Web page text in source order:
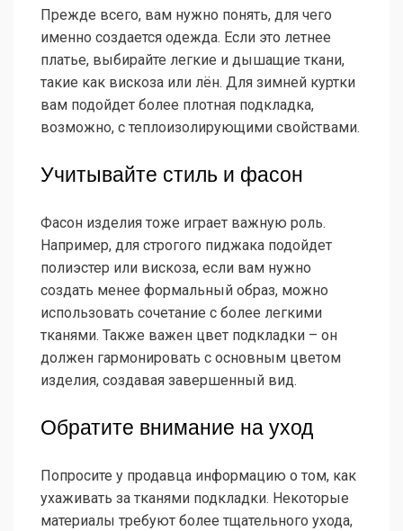
Прежде всего, вам нужно понять, для чего
именно создается одежда. Если это летнее
платье, выбирайте легкие и дышащие ткани,
такие как вискоза или лён. Для зимней куртки
вам подойдет более плотная подкладка,
возможно, с теплоизолирующими свойствами.
Учитывайте стиль и фасон
Фасон изделия тоже играет важную роль.
Например, для строгого пиджака подойдет
полиэстер или вискоза, если вам нужно
создать менее формальный образ, можно
использовать сочетание с более легкими
тканями. Также важен цвет подкладки – он
должен гармонировать с основным цветом
изделия, создавая завершенный вид.
Обратите внимание на уход
Попросите у продавца информацию о том, как
ухаживать за тканями подкладки. Некоторые
материалы требуют более тщательного ухода,